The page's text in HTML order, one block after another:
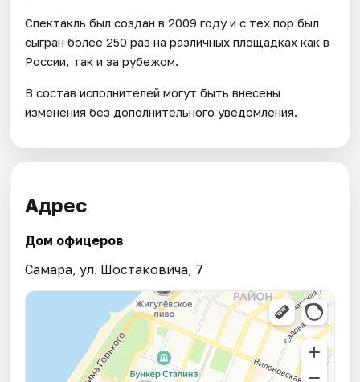
Спектакль был создан в 2009 году и с тех пор был
сыгран более 250 раз на различных площадках как в
России, так и за рубежом.
В состав исполнителей могут быть внесены
изменения без дополнительного уведомления.
Адрес
Дом офицеров
Самара, ул. Шостаковича, 7